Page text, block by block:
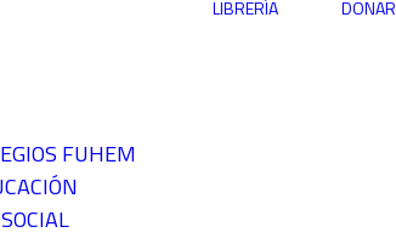
FUHEM
LIBRERÍA DONAR